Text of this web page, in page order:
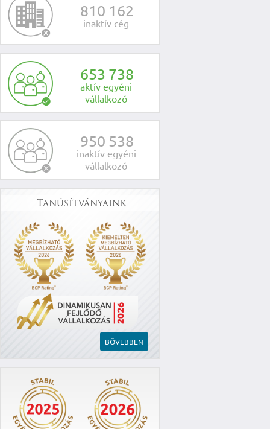
810 162
inaktív cég
653 738
aktív egyéni
vállalkozó
950 538
inaktív egyéni
vállalkozó
Tanúsítványaink
BŐVEBBEN